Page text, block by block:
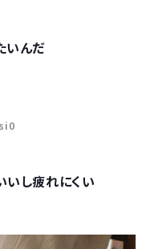
いんだ
いし疲れにくい